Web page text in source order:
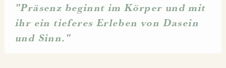
"Präsenz beginnt im Körper und mit
ihr ein tieferes Erleben von Dasein
und Sinn."